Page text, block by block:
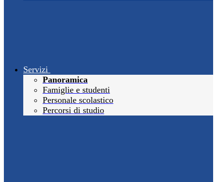
Servizi
Panoramica
Famiglie e studenti
Personale scolastico
Percorsi di studio